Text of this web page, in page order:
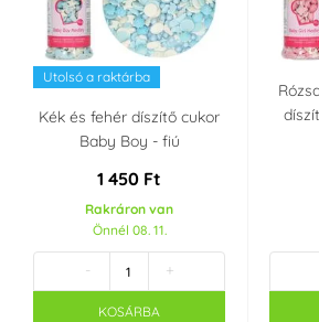
Utolsó a raktárba
Kék és fehér díszítő cukor
Baby Boy - fiú
1 450 Ft
Rakráron van
Önnél 08. 11.
- +
KOSÁRBA